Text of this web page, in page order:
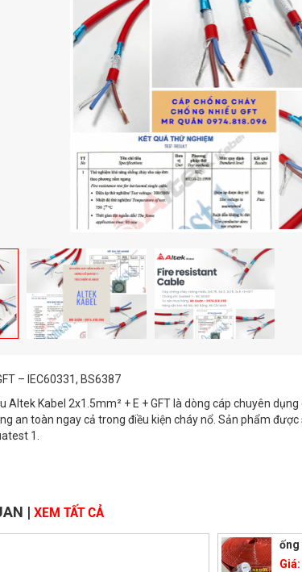
– IEC60331, BS6387
Altek Kabel 2x1.5mm² + E + GFT là dòng cáp chuyên
an toàn ngay cả trong điều kiện cháy nổ. Sản phẩm
1.
| XEM TẤT CẢ
ống
Giá: